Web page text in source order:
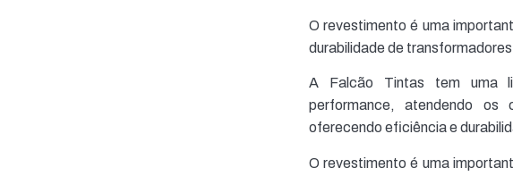
O revestimento é uma
durabilidade de
A Falcão Tintas tem uma
performance, atendendo os
oferecendo eficiência e
O revestimento é uma